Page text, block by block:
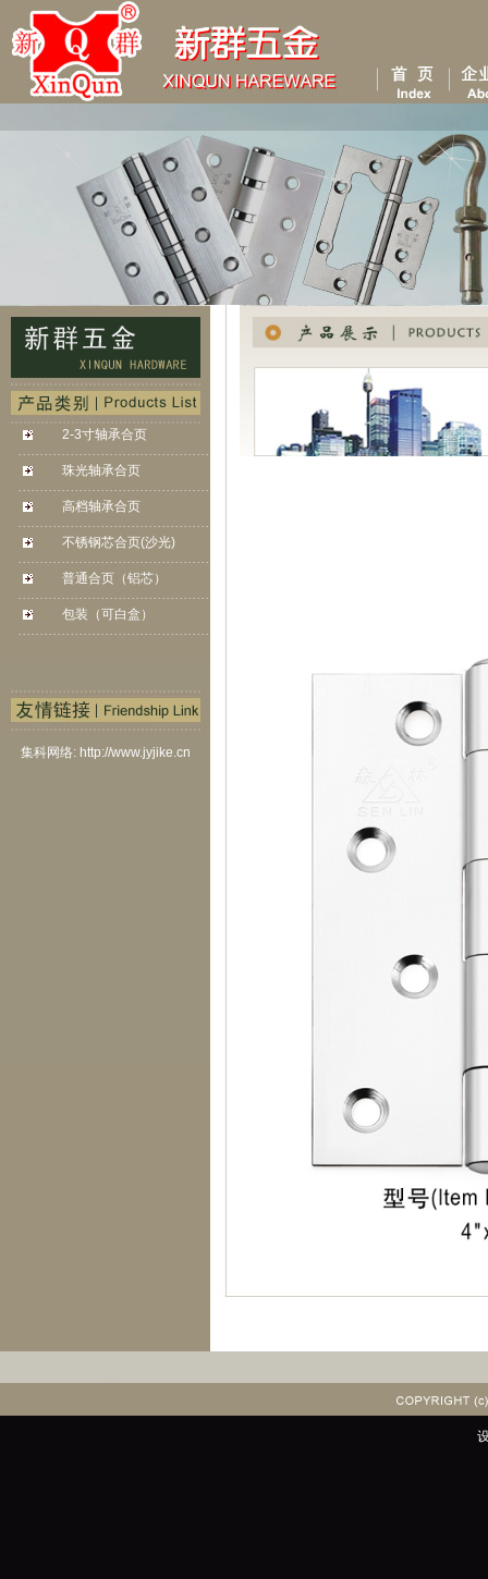
2-3寸轴承合页
. . . . . . . . . . . . . . . . . . . . . . . . . . . . . . . . . . . . . . . . . . . . . . .
珠光轴承合页
. . . . . . . . . . . . . . . . . . . . . . . . . . . . . . . . . . . . . . . . . . . . . . .
高档轴承合页
. . . . . . . . . . . . . . . . . . . . . . . . . . . . . . . . . . . . . . . . . . . . . . .
不锈钢芯合页(沙光)
. . . . . . . . . . . . . . . . . . . . . . . . . . . . . . . . . . . . . . . . . . . . . . .
普通合页（铝芯）
. . . . . . . . . . . . . . . . . . . . . . . . . . . . . . . . . . . . . . . . . . . . . . .
包装（可白盒）
. . . . . . . . . . . . . . . . . . . . . . . . . . . . . . . . . . . . . . . . . . . . . . .
集科网络: http://www.jyjike.cn